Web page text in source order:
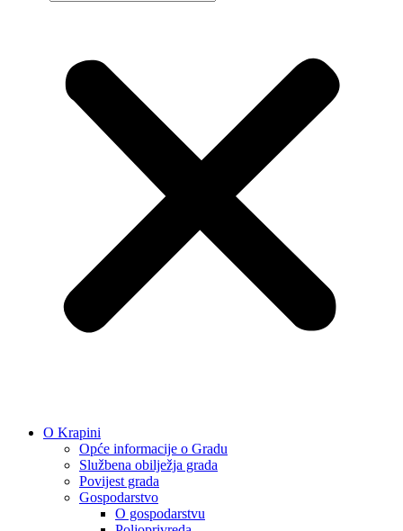
O Krapini
Opće informacije o Gradu
Službena obilježja grada
Povijest grada
Gospodarstvo
O gospodarstvu